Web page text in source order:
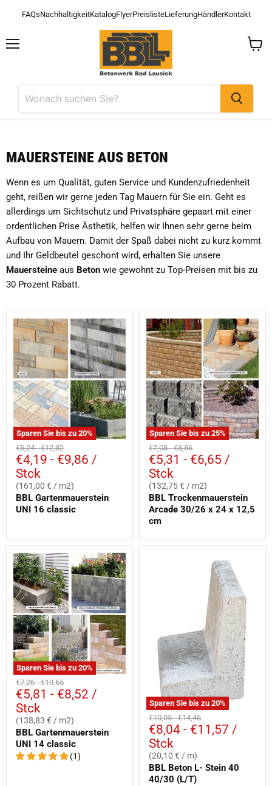
Zum Inhalt springen
Zum Menü springen
Fußzeile springen
Barrierefreiheits-Widget öffnen
FAQsNachhaltigkeitKatalogFlyerPreislisteLieferungHändlerKontakt
MAUERSTEINE AUS BETON
Wenn es um Qualität, guten Service und Kundenzufriedenheit
geht, reißen wir gerne jeden Tag Mauern für Sie ein. Geht es
allerdings um Sichtschutz und Privatsphäre gepaart mit einer
ordentlichen Prise Ästhetik, helfen wir Ihnen sehr gerne beim
Aufbau von Mauern. Damit der Spaß dabei nicht zu kurz kommt
und Ihr Geldbeutel geschont wird, erhalten Sie unsere
Mauersteine aus Beton wie gewohnt zu Top-Preisen mit bis zu
30 Prozent Rabatt.
Sparen Sie bis zu20%
Ursprünglicher
Preis
€5,24-Ursprünglicher
Preis
€12,32
€4,19 - €9,86 /
Stck
(161,00 € / m2)
BBL Gartenmauerstein
UNI 16 classic
Sparen Sie bis zu25%
Ursprünglicher
Preis
€7,08-Ursprünglicher
Preis
€8,86
€5,31 - €6,65 /
Stck
(132,75 € / m2)
BBL Trockenmauerstein
Arcade 30/26 x 24 x 12,5
cm
Sparen Sie bis zu20%
Ursprünglicher
Preis
€7,26-Ursprünglicher
Preis
€10,65
€5,81 - €8,52 /
Stck
(138,83 € / m2)
BBL Gartenmauerstein
UNI 14 classic
(1)
Sparen Sie bis zu20%
Ursprünglicher
Preis
€10,05-Ursprünglicher
Preis
€14,46
€8,04 - €11,57 /
Stck
(20,10 € / m)
BBL Beton L- Stein 40
40/30 (L/T)